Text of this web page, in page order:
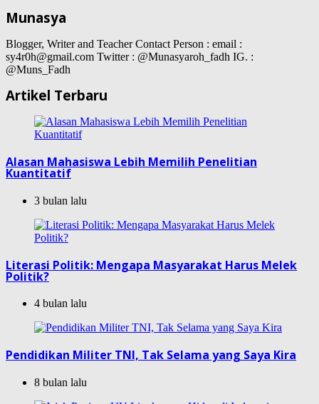
Munasya
Blogger, Writer and Teacher Contact Person : email :
sy4r0h@gmail.com Twitter : @Munasyaroh_fadh IG. :
@Muns_Fadh
Artikel Terbaru
Alasan Mahasiswa Lebih Memilih Penelitian
Kuantitatif
3 bulan lalu
Literasi Politik: Mengapa Masyarakat Harus Melek
Politik?
4 bulan lalu
Pendidikan Militer TNI, Tak Selama yang Saya Kira
8 bulan lalu